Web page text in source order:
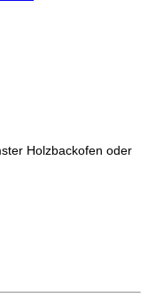
Holzbackofen oder